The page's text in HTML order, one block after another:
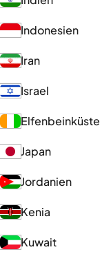
Indonesien
Iran
Israel
Elfenbeinküste
Japan
Jordanien
Kenia
Kuwait